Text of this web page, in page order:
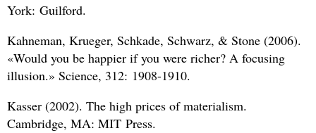
York: Guilford.
Kahneman, Krueger, Schkade, Schwarz, & Stone (2006).
«Would you be happier if you were richer? A focusing
illusion.» Science, 312: 1908-1910.
Kasser (2002). The high prices of materialism.
Cambridge, MA: MIT Press.